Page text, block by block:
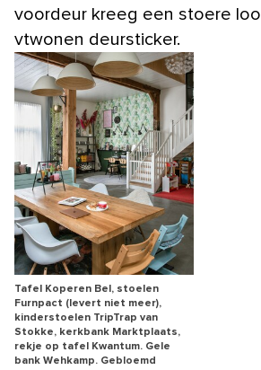
voordeur kreeg een stoere
vtwonen deursticker.
Tafel Koperen Bel, stoelen
Furnpact (levert niet meer),
kinderstoelen TripTrap van
Stokke, kerkbank Marktplaats,
rekje op tafel Kwantum. Gele
bank Wehkamp. Gebloemd